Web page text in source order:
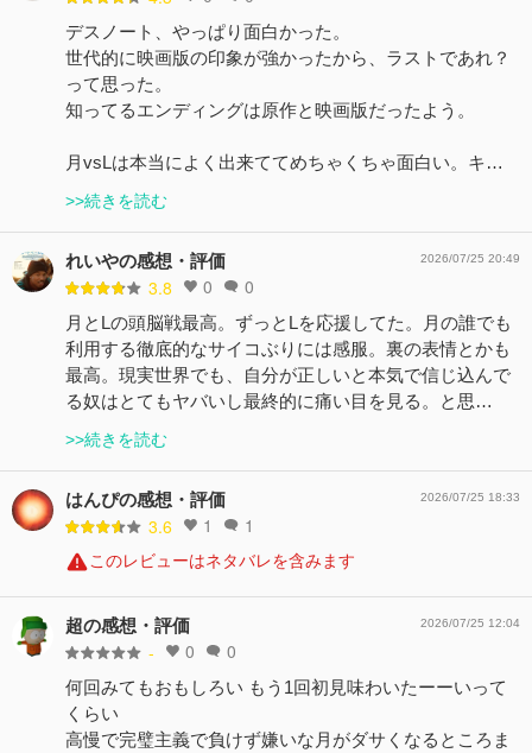
デスノート、やっぱり面白かった。
世代的に映画版の印象が強かったから、ラストであれ？
って思った。
知ってるエンディングは原作と映画版だったよう。
月vsLは本当によく出来ててめちゃくちゃ面白い。キ…
>>続きを読む
れいやの感想・評価
3.8 0 0
2026/07/25 20:49
月とLの頭脳戦最高。ずっとLを応援してた。月の誰でも
利用する徹底的なサイコぶりには感服。裏の表情とかも
最高。現実世界でも、自分が正しいと本気で信じ込んで
る奴はとてもヤバいし最終的に痛い目を見る。と思…
>>続きを読む
はんぴの感想・評価
3.6 1 1
2026/07/25 18:33
このレビューはネタバレを含みます
超の感想・評価
- 0 0
2026/07/25 12:04
何回みてもおもしろい もう1回初見味わいたーーいって
くらい
高慢で完璧主義で負けず嫌いな月がダサくなるところま